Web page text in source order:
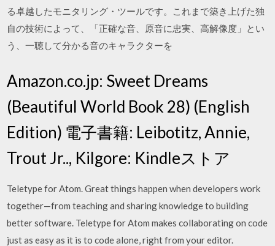
る卓越したモニタリング・ツールです。これまで築き上げた独
自の技術によって、「正確な音、原音に忠実、高解像度」とい
う、一聴して分かる音のキャラクターを
Amazon.co.jp: Sweet Dreams
(Beautiful World Book 28) (English
Edition) 電子書籍: Leibotitz, Annie,
Trout Jr.., Kilgore: Kindleストア
Teletype for Atom. Great things happen when developers work
together—from teaching and sharing knowledge to building
better software. Teletype for Atom makes collaborating on code
just as easy as it is to code alone, right from your editor.